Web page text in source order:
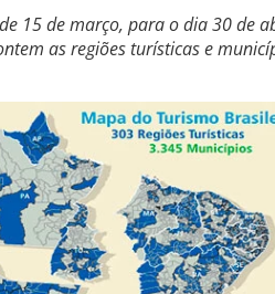
15 de março, para o dia 30 de
as regiões turísticas e